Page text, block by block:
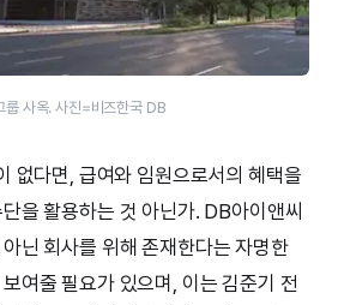
룹 사옥. 사진=비즈한국 DB
없다면, 급여와 임원으로서의 혜택을
을 활용하는 것 아닌가. DB아이앤씨
닌 회사를 위해 존재한다는 자명한
여줄 필요가 있으며, 이는 김준기 전